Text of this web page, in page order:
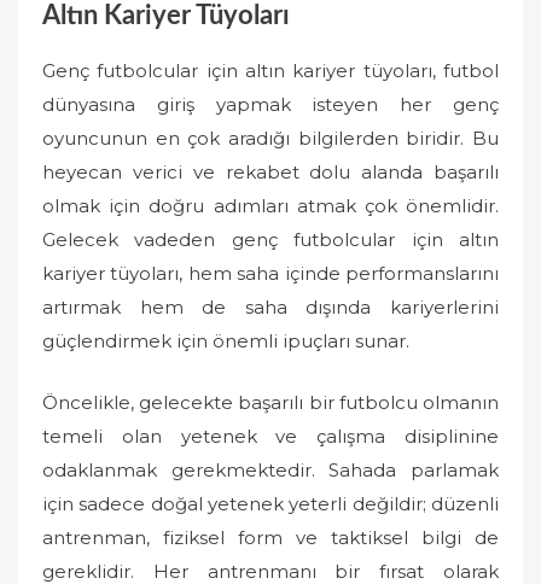
Altın Kariyer Tüyoları
Genç futbolcular için altın kariyer tüyoları, futbol
dünyasına giriş yapmak isteyen her genç
oyuncunun en çok aradığı bilgilerden biridir. Bu
heyecan verici ve rekabet dolu alanda başarılı
olmak için doğru adımları atmak çok önemlidir.
Gelecek vadeden genç futbolcular için altın
kariyer tüyoları, hem saha içinde performanslarını
artırmak hem de saha dışında kariyerlerini
güçlendirmek için önemli ipuçları sunar.
Öncelikle, gelecekte başarılı bir futbolcu olmanın
temeli olan yetenek ve çalışma disiplinine
odaklanmak gerekmektedir. Sahada parlamak
için sadece doğal yetenek yeterli değildir; düzenli
antrenman, fiziksel form ve taktiksel bilgi de
gereklidir. Her antrenmanı bir fırsat olarak